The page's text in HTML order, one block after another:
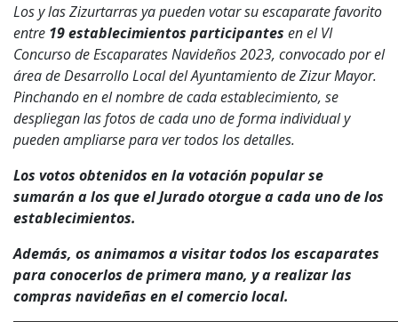
Los y las Zizurtarras ya pueden votar su escaparate favorito
entre 19 establecimientos participantes en el VI
Concurso de Escaparates Navideños 2023, convocado por el
área de Desarrollo Local del Ayuntamiento de Zizur Mayor.
Pinchando en el nombre de cada establecimiento, se
despliegan las fotos de cada uno de forma individual y
pueden ampliarse para ver todos los detalles.
Los votos obtenidos en la votación popular se
sumarán a los que el Jurado otorgue a cada uno de los
establecimientos.
Además, os animamos a visitar todos los escaparates
para conocerlos de primera mano, y a realizarlas
compras navideñas en el comercio local.